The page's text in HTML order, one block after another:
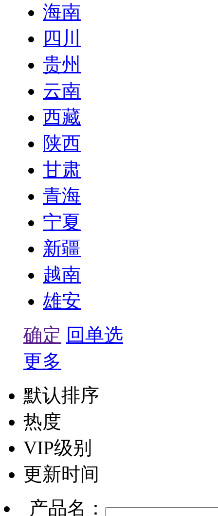
海南
四川
贵州
云南
西藏
陕西
甘肃
青海
宁夏
新疆
越南
雄安
确定 回单选
更多
默认排序
热度
VIP级别
更新时间
产品名：